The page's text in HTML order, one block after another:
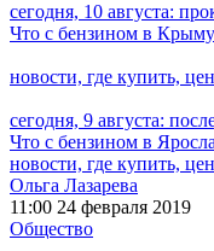
сегодня, 10 августа:
Что с бензином в Крыму
новости, где купить,
сегодня, 9 августа:
Что с бензином в
новости, где купить,
Ольга Лазарева
11:00 24 февраля 2019
Общество